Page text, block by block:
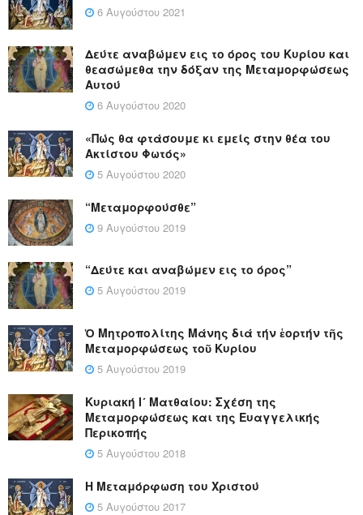
6 Αυγούστου 2021
Δεύτε αναβώμεν εις το όρος του Κυρίου και
θεασώμεθα την δόξαν της Μεταμορφώσεως
Αυτού
6 Αυγούστου 2020
«Πώς θα φτάσουμε κι εμείς στην θέα του
Ακτίστου Φωτός»
5 Αυγούστου 2020
“Μεταμορφούσθε”
9 Αυγούστου 2019
“Δεύτε και αναβώμεν εις το όρος”
5 Αυγούστου 2019
Ὁ Μητροπολίτης Μάνης διά τήν ἑορτήν τῆς
Μεταμορφώσεως τοῦ Κυρίου
5 Αυγούστου 2019
Κυριακή Ι´ Ματθαίου: Σχέση της
Μεταμορφώσεως και της Ευαγγελικής
Περικοπής
5 Αυγούστου 2018
Η Μεταμόρφωση του Χριστού
5 Αυγούστου 2017